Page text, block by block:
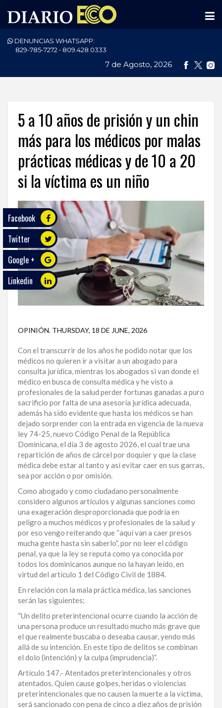
DENUNCIAS WHATSAPP:
829-785-7272 • 809.428.0333
7 de Agosto, 2026
PORTADA
ECONOMÍA
DEPORTES
ENTRETENIMIENTO
SALUD
TECNOLOGÍA
ECO
PLAY
TRABAJOS
DE
INVESTIGACIÓN
NACIONAL
SANTO
DOMINGO
SANTIAGO
SAN
JUAN
LA
ALTAGRACIA
PUERTO
PLATA
CONTÁCTENOS
5 a 10 años de prisión y un chin
más para los médicos por malas
prácticas médicas y de 10 a 20
si la víctima es un niño
Facebook
Twitter
Google +
Linkedin
OPINIÓN. THURSDAY, 18 DE JUNE, 2026
Con el transcurrir de los años he podido notar que los
médicos no quieren ir a visitar a un abogado para
consulta jurídica, mientras los abogados si van donde el
médico en busca de consulta médica y he visto a
profesionales de la salud perder fortunas ganadas a puro
sacrificio por falta de una asesoría jurídica adecuada,
además ha sido evidente que hasta los médicos se han
dejado sorprender con la entrada en vigencia de la nueva
ley 74-25, nuevo Código Penal de la República
Dominicana, el día 3 de agosto 2026, el cual trae una
repartición de años de cárcel por doquier y que la clase
médica debe estar al tanto y así evitar caer en sus garras,
sea por acción o por omisión.
Como abogado y como ciudadano personalmente
considero algunos artículos y algunas sanciones como
una exageración desproporcionada que podría en
peligro a muchos médicos y profesionales de la salud y
por eso vengo reiterando que “aquí van a caer presos
mucha gente hasta sin saberlo”, por no leer el código
penal, ya que la ley se reputa como ya conocida por
todos los dominicanos aunque no la hayan leído, en
virtud del artículo 1 del Código Civil de 1884.
En relación con la mala práctica médica, las sanciones
serán las siguientes;
“Un delito preterintencional ocurre cuando la acción de
una persona produce un resultado mucho más grave que
el que realmente buscaba o deseaba causar, yendo más
allá de su intención. En este tipo de delitos se combinan
el dolo (intención) y la culpa (imprudencia)”.
Artículo 147.- Atentados preterintencionales y otros
atentados. Quien cause golpes, heridas o violencias
preterintencionales que no causen la muerte a la víctima,
será sancionado con pena de cinco a diez años de prisión